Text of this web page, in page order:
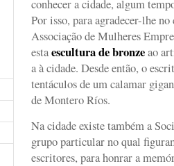
conhecer a cidade, algum
Por isso, para agradecer-lhe
Associação de Mulheres
estaescultura de bronzeao
a à cidade. Desde então, o
tentáculos de um calamar
de Montero Ríos.
Na cidade existe também a
grupo particular no qual
escritores, para honrar a